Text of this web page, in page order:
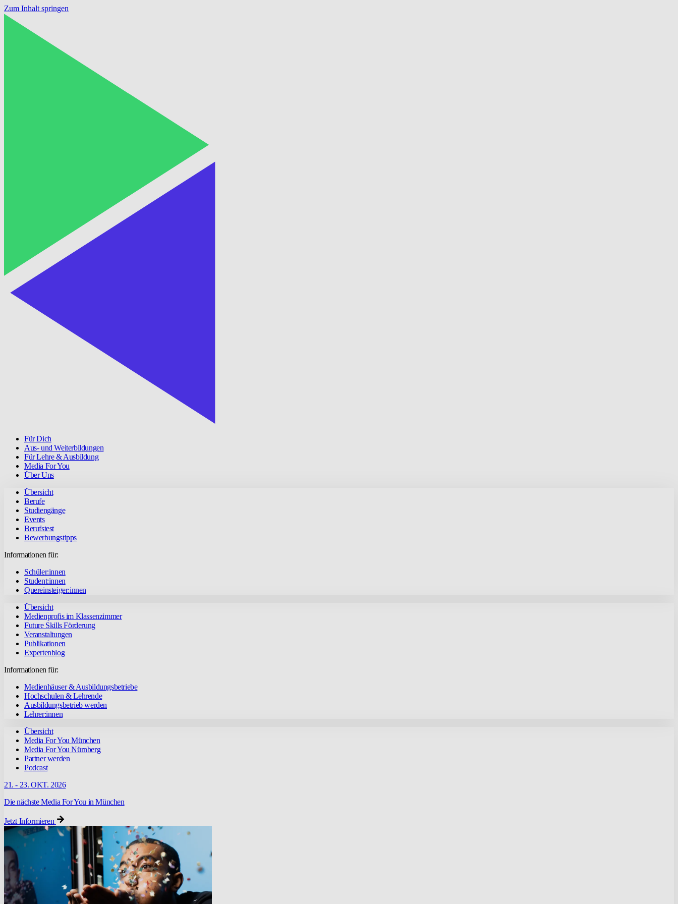
Zum Inhalt springen
Für Dich
Aus- und Weiterbildungen
Für Lehre & Ausbildung
Media For You
Über Uns
Übersicht
Berufe
Studiengänge
Events
Berufstest
Bewerbungstipps
Informationen für:
Schüler:innen
Student:innen
Quereinsteiger:innen
Übersicht
Medienprofis im Klassenzimmer
Future Skills Förderung
Veranstaltungen
Publikationen
Expertenblog
Informationen für:
Medienhäuser & Ausbildungsbetriebe
Hochschulen & Lehrende
Ausbildungsbetrieb werden
Lehrer:innen
Übersicht
Media For You München
Media For You Nürnberg
Partner werden
Podcast
21. - 23. OKT. 2026
Die nächste Media For You in München
Jetzt Informieren